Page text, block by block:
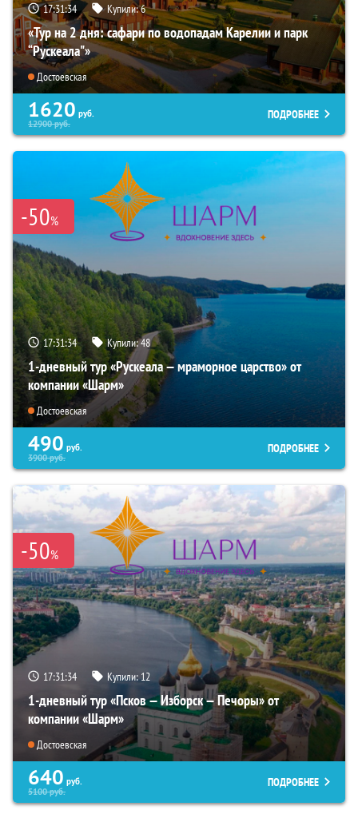
17:31:33 Купили:6
«Тур на 2 дня: сафари по водопадам Карелии и парк
“Рускеала"»
Достоевская
1620 руб.
12900руб.
ПОДРОБНЕЕ
-50%
17:31:33 Купили:48
1-дневный тур «Рускеала — мраморное царство» от
компании «Шарм»
Достоевская
490 руб.
3900руб.
ПОДРОБНЕЕ
-50%
17:31:33 Купили:12
1-дневный тур «Псков — Изборск — Печоры» от
компании «Шарм»
Достоевская
640 руб.
5100руб.
ПОДРОБНЕЕ